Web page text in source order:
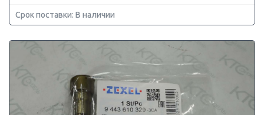
Срок поставки: В наличии